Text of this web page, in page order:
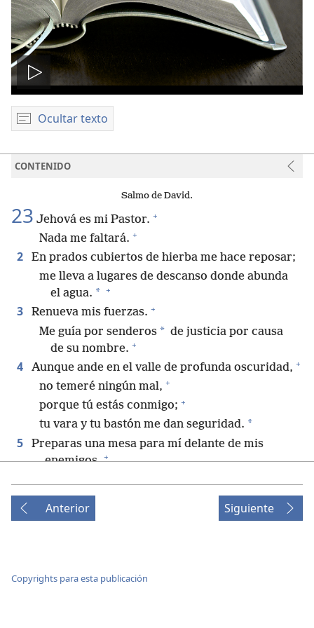
Reproducir
video
Ocultar texto
CONTENIDO
Salmo de David.
23 Jehová es mi Pastor. +
Nada me faltará. +
2
En prados cubiertos de hierba me hace reposar;
me lleva a lugares de descanso donde abunda
el agua. * +
3 Renueva mis fuerzas. +
Me guía por senderos * de justicia por causa
de su nombre. +
4 Aunque ande en el valle de profunda oscuridad, +
no temeré ningún mal, +
porque tú estás conmigo; +
tu vara y tu bastón me dan seguridad. *
5
Preparas una mesa para mí delante de mis
enemigos. +
mi copa está bien llena.
6 Sé que la bondad y el amor leal me acompañarán
Anterior Siguiente
Copyrights para esta publicación